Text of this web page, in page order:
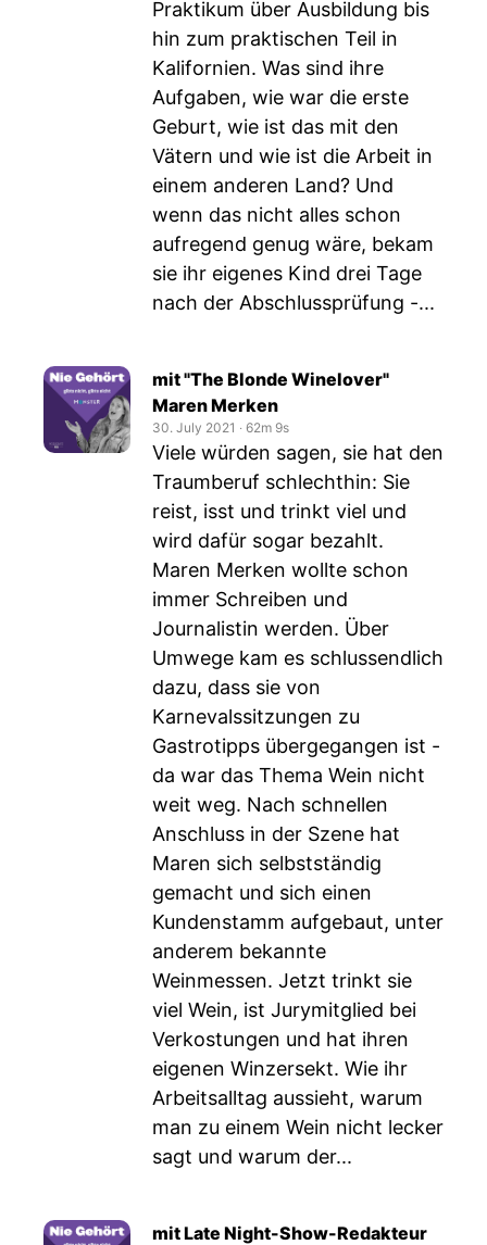
Praktikum über Ausbildung bis
hin zum praktischen Teil in
Kalifornien. Was sind ihre
Aufgaben, wie war die erste
Geburt, wie ist das mit den
Vätern und wie ist die Arbeit in
einem anderen Land? Und
wenn das nicht alles schon
aufregend genug wäre, bekam
sie ihr eigenes Kind drei Tage
nach der Abschlussprüfung -...
mit "The Blonde Winelover"
Maren Merken
30. July 2021 ‧ 62m 9s
Viele würden sagen, sie hat den
Traumberuf schlechthin: Sie
reist, isst und trinkt viel und
wird dafür sogar bezahlt.
Maren Merken wollte schon
immer Schreiben und
Journalistin werden. Über
Umwege kam es schlussendlich
dazu, dass sie von
Karnevalssitzungen zu
Gastrotipps übergegangen ist -
da war das Thema Wein nicht
weit weg. Nach schnellen
Anschluss in der Szene hat
Maren sich selbstständig
gemacht und sich einen
Kundenstamm aufgebaut, unter
anderem bekannte
Weinmessen. Jetzt trinkt sie
viel Wein, ist Jurymitglied bei
Verkostungen und hat ihren
eigenen Winzersekt. Wie ihr
Arbeitsalltag aussieht, warum
man zu einem Wein nicht lecker
sagt und warum der...
mit Late Night-Show-Redakteur